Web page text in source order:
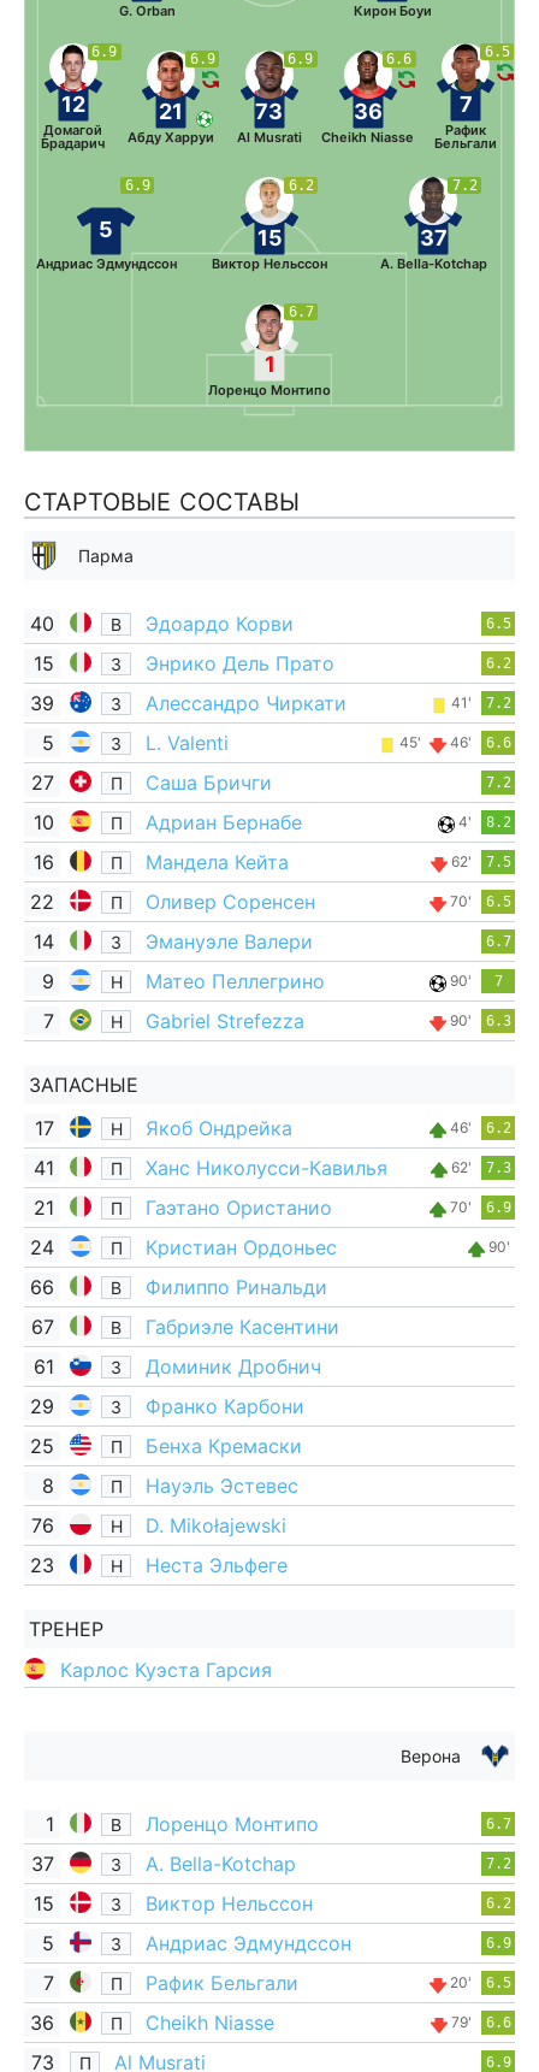
6.7
1
Лоренцо Монтипо
6.9
5
Андриас Эдмундссон
6.2
15
Виктор Нельссон
7.2
37
A. Bella-Kotchap
6.9
12
Домагой
Брадарич
6.9
21
Абду Харруи
6.9
73
Al Musrati
6.6
36
Cheikh Niasse
6.5
7
Рафик
Бельгали
G. Orban Кирон Боуи
СТАРТОВЫЕ СОСТАВЫ
Парма
40 В Эдоардо Корви 6.5
15 З Энрико Дель Прато 6.2
39 З Алессандро Чиркати 41' 7.2
5 З L. Valenti 45' 46' 6.6
27 П Саша Бричги 7.2
10 П Адриан Бернабе 4' 8.2
16 П Мандела Кейта 62' 7.5
22 П Оливер Соренсен 70' 6.5
14 З Эмануэле Валери 6.7
9 Н Матео Пеллегрино 90' 7
7 Н Gabriel Strefezza 90' 6.3
ЗАПАСНЫЕ
17
Н Якоб Ондрейка 46' 6.2
41 П Ханс Николусси-Кавилья 62' 7.3
21 П Гаэтано Ористанио 70' 6.9
24 П Кристиан Ордоньес 90'
66 В
Филиппо Ринальди
67
В
Габриэле Касентини
61
З
Доминик Дробнич
29
З
Франко Карбони
25
П
Бенха Кремаски
8
П
Науэль Эстевес
76
Н
D. Mikołajewski
23
Н Неста Эльфеге
ТРЕНЕР
Карлос Куэста Гарсия
Верона
1 В Лоренцо Монтипо 6.7
37 З A. Bella-Kotchap 7.2
15 З Виктор Нельссон 6.2
5 З Андриас Эдмундссон 6.9
7 П Рафик Бельгали 20' 6.5
36 П Cheikh Niasse 79' 6.6
73 П Al Musrati 6.9